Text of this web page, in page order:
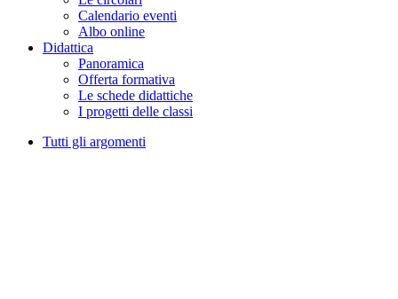
Calendario eventi
Albo online
Didattica
Panoramica
Offerta formativa
Le schede didattiche
I progetti delle classi
Tutti gli argomenti